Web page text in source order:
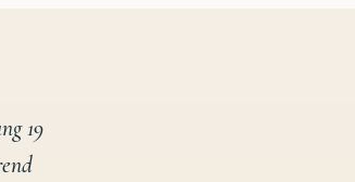
19